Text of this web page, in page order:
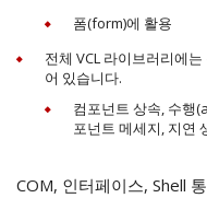
폼(form)에 활용
전체 VCL 라이브러리에
어 있습니다.
컴포넌트 상속, 수행
포넌트 메세지, 지연
COM, 인터페이스, Shell